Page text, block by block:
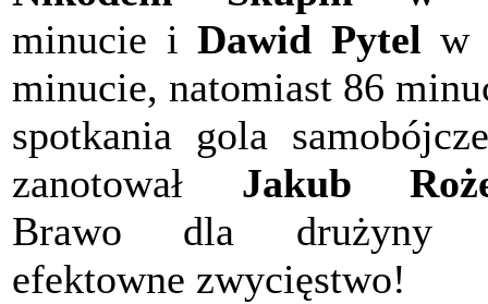
minucie iDawid Pytel w
minucie, natomiast 86
spotkania gola
zanotował Jakub
Brawo dla drużyny
efektowne zwycięstwo!